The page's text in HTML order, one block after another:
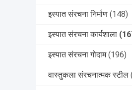
इस्पात संरचना निर्माण (148)
इस्पात संरचना कार्यशाला
इस्पात संरचना गोदाम (196)
वास्तुकला संरचनात्मक स्टील